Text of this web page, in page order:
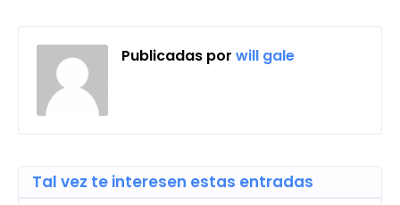
Publicadas por will gale
Tal vez te interesen estas entradas